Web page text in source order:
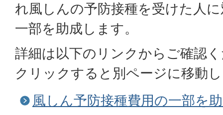
れ風しんの予防接種を受けた人
一部を助成します。
詳細は以下のリンクからご確認
クリックすると別ページに移動
風しん予防接種費用の一部を